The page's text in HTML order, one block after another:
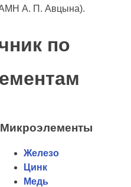
А. П. Авцына).
по
Микроэлементы
Железо
Цинк
Медь